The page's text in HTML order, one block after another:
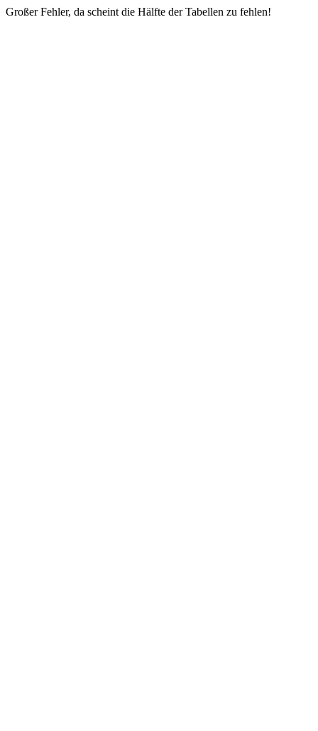
Großer Fehler, da scheint die Hälfte der Tabellen zu fehlen!